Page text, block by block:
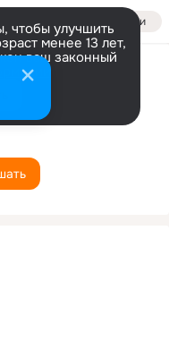
Войти
чтобы улучшить
менее 13 лет,
ваш законный